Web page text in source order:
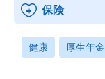
保険
健康 厚生年金